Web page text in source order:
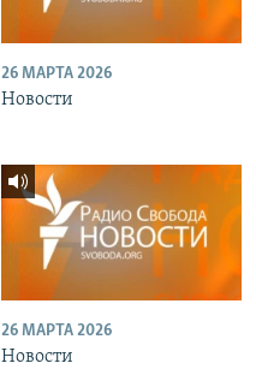
26 МАРТА 2026
Новости
26 МАРТА 2026
Новости